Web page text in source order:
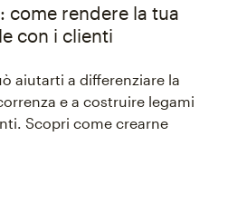
come rendere la tua
con i clienti
aiutarti a differenziare la
e a costruire legami
Scopri come crearne